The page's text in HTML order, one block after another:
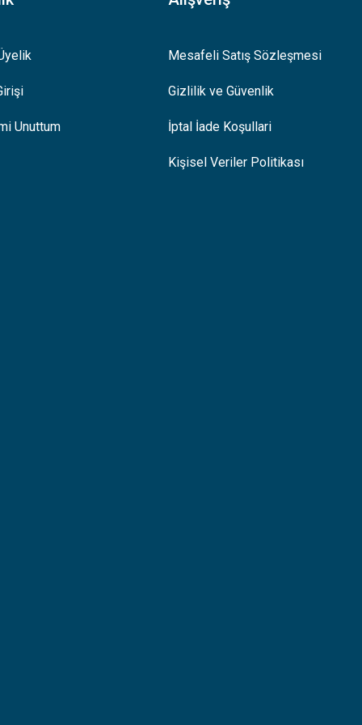
Unuttum
Mesafeli Satış Sözleşmesi
Gizlilik ve Güvenlik
İptal İade Koşullari
Kişisel Veriler Politikası